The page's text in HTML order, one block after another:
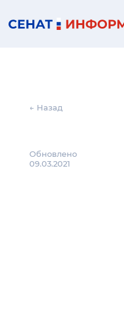
← Назад
Обновлено
09.03.2021